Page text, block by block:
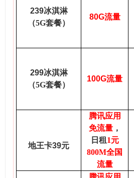
239冰淇淋
（5G套餐）
80G流量
299冰淇淋
（5G套餐）
100G流量
地王卡39元
腾讯应用
免流量，
日租 1元
800M全国
流量